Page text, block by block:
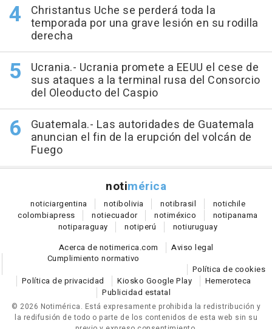
Christantus Uche se perderá toda la
temporada por una grave lesión en su rodilla
derecha
Ucrania.- Ucrania promete a EEUU el cese de
sus ataques a la terminal rusa del Consorcio
del Oleoducto del Caspio
Guatemala.- Las autoridades de Guatemala
anuncian el fin de la erupción del volcán de
Fuego
notimérica
noticiargentina notibolivia notibrasil notichile
colombiapress notiecuador notiméxico notipanama
notiparaguay notiperú notiuruguay
Acerca de notimerica.com
Aviso legal
Cumplimiento normativo
Política de cookies
Política de privacidad
Kiosko Google Play
Hemeroteca
Publicidad estatal
© 2026 Notimérica. Está expresamente prohibida la redistribución y
la redifusión de todo o parte de los contenidos de esta web sin su